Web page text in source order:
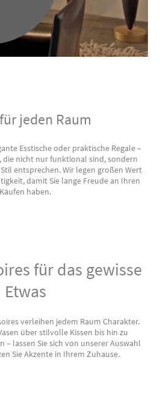
jeden Raum
Esstische oder praktische Regale –
die nicht nur funktional sind, sondern
entsprechen. Wir legen großen Wert
damit Sie lange Freude an Ihren
Käufen haben.
für das gewisse
Etwas
verleihen jedem Raum Charakter.
über stilvolle Kissen bis hin zu
– lassen Sie sich von unserer Auswahl
Sie Akzente in Ihrem Zuhause.